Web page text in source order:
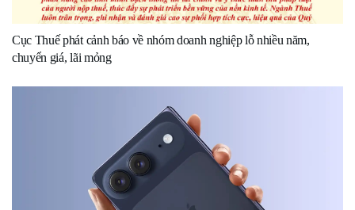
Cục Thuế phát cảnh báo về nhóm doanh nghiệp lỗ nhiều năm,
chuyển giá, lãi mỏng